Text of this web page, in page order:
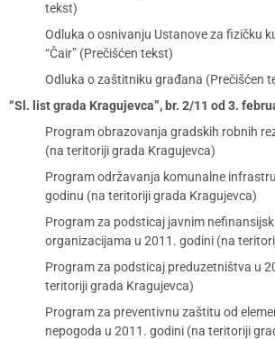
tekst)
Odluka o osnivanju Ustanove za fizičku
“Čair” (Prečišćen tekst)
Odluka o zaštitniku građana (Prečišćen
“Sl. list grada Kragujevca”, br. 2/11 od 3.
Program obrazovanja gradskih robnih
(na teritoriji grada Kragujevca)
Program održavanja komunalne
godinu (na teritoriji grada Kragujevca)
Program za podsticaj javnim
organizacijama u 2011. godini (na
Program za podsticaj preduzetništva u
teritoriji grada Kragujevca)
Program za preventivnu zaštitu od
nepogoda u 2011. godini (na teritoriji